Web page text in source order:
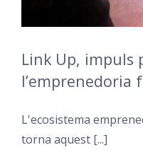
Link Up, impuls
l’emprenedoria
L'ecosistema
torna aquest [...]